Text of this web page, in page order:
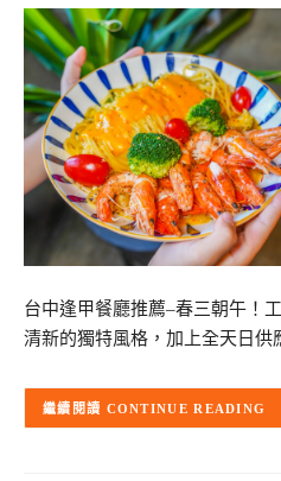
台中逢甲餐廳推薦–春三朝午！
清新的獨特風格，加上全天日
CONTINUE READING